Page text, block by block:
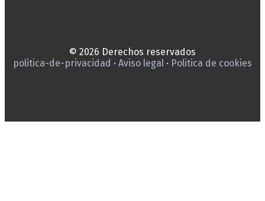
© 2026 Derechos reservados
politica-de-privacidad · Aviso legal · Politica de cookies